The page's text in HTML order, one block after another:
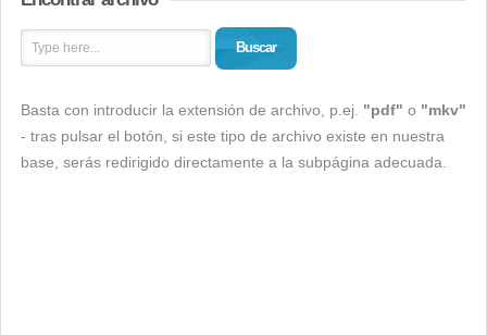
Buscar
Basta con introducir la extensión de archivo, p.ej. "pdf" o "mkv"
- tras pulsar el botón, si este tipo de archivo existe en nuestra
base, serás redirigido directamente a la subpágina adecuada.